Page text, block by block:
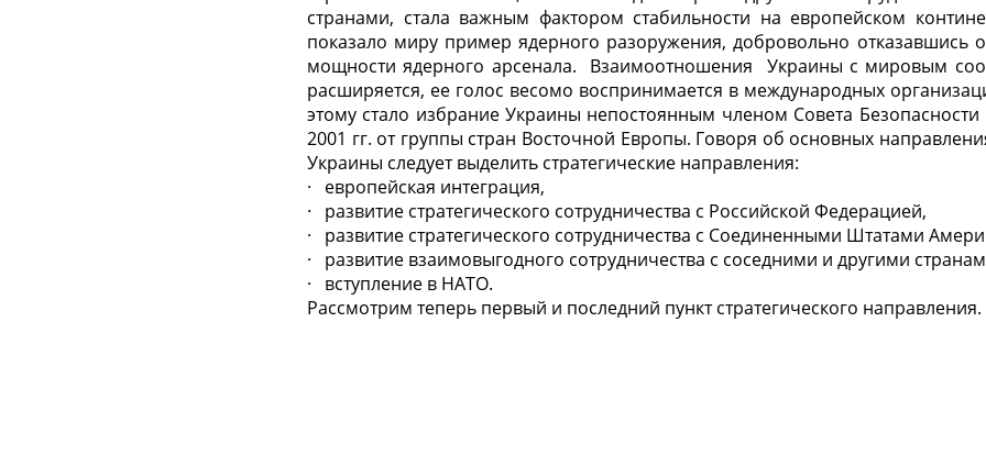
странами, стала важным фактором стабильности на европейском
показало миру пример ядерного разоружения, добровольно отказавшись
мощности ядерного арсенала. Взаимоотношения Украины с мировым
расширяется, ее голос весомо воспринимается в международных
этому стало избрание Украины непостоянным членом Совета
2001 гг. от группы стран Восточной Европы. Говоря об основных
Украины следует выделить стратегические направления:
· европейская интеграция,
· развитие стратегического сотрудничества с Российской Федерацией,
· развитие стратегического сотрудничества с Соединенными Штатами
· развитие взаимовыгодного сотрудничества с соседними и другими
· вступление в НАТО.
Рассмотрим теперь первый и последний пункт стратегического направления.